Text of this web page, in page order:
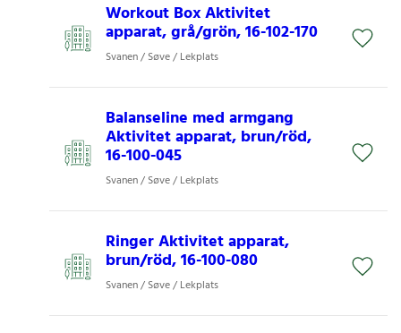
Workout Box Aktivitet
apparat, grå/grön, 16-102-170
Svanen / Søve / Lekplats
Balanseline med armgang
Aktivitet apparat, brun/röd,
16-100-045
Svanen / Søve / Lekplats
Ringer Aktivitet apparat,
brun/röd, 16-100-080
Svanen / Søve / Lekplats